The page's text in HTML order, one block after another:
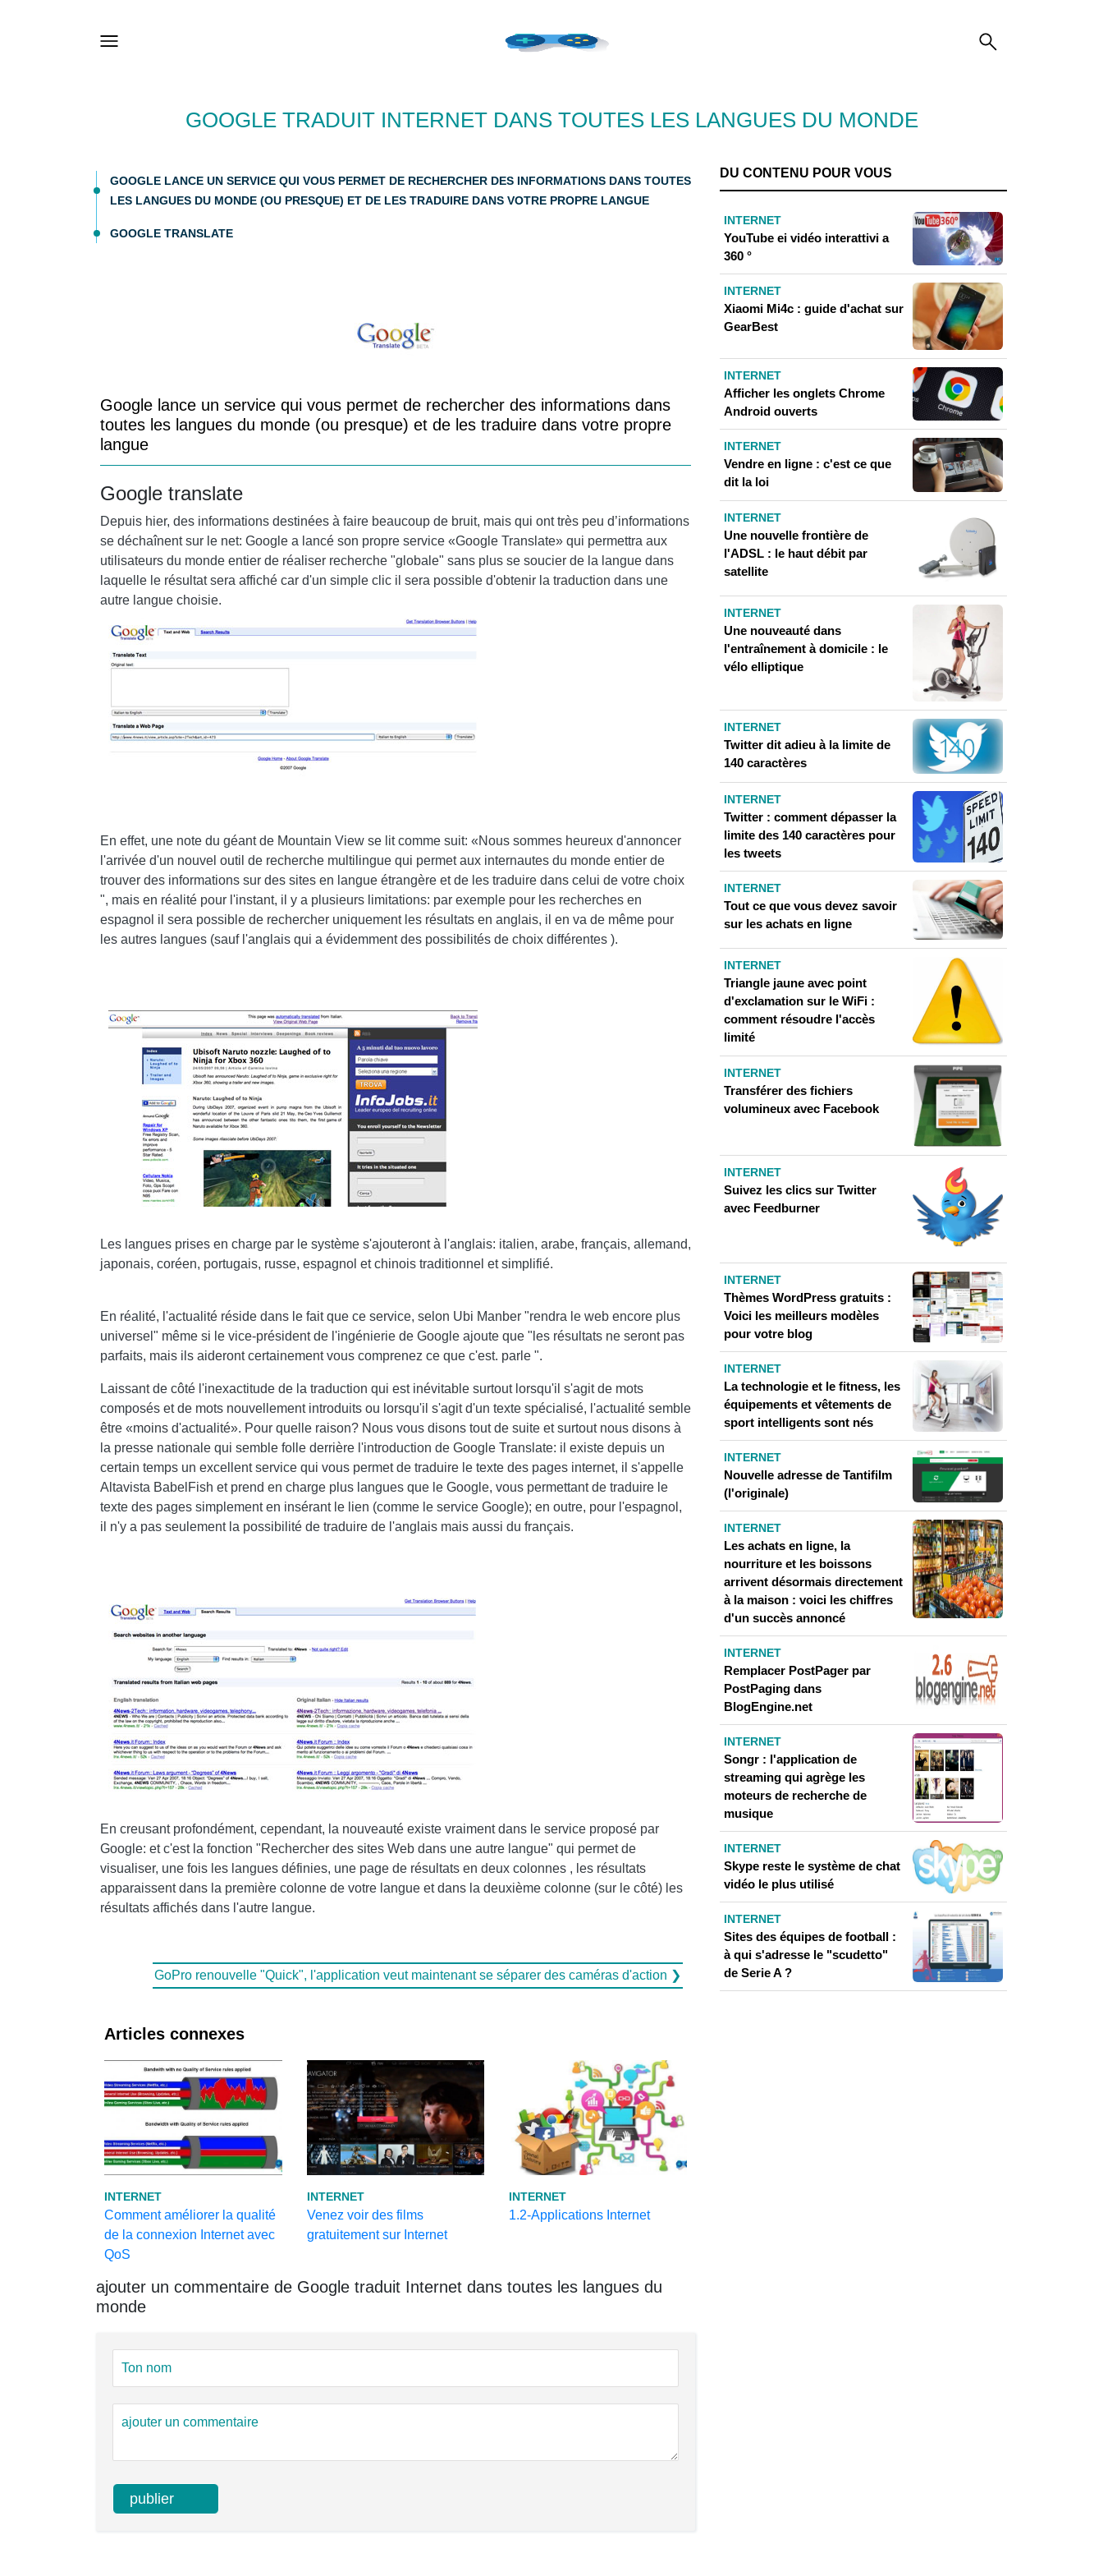
GOOGLE TRADUIT INTERNET DANS TOUTES LES LANGUES DU MONDE
GOOGLE LANCE UN SERVICE QUI VOUS PERMET DE RECHERCHER DES INFORMATIONS DANS TOUTES
LES LANGUES DU MONDE (OU PRESQUE) ET DE LES TRADUIRE DANS VOTRE PROPRE LANGUE
GOOGLE TRANSLATE
Google lance un service qui vous permet de rechercher des informations dans
toutes les langues du monde (ou presque) et de les traduire dans votre propre
langue
Google translate
Depuis hier, des informations destinées à faire beaucoup de bruit, mais qui ont très peu d’informations
se déchaînent sur le net: Google a lancé son propre service «Google Translate» qui permettra aux
utilisateurs du monde entier de réaliser recherche "globale" sans plus se soucier de la langue dans
laquelle le résultat sera affiché car d'un simple clic il sera possible d'obtenir la traduction dans une
autre langue choisie.
En effet, une note du géant de Mountain View se lit comme suit: «Nous sommes heureux d'annoncer
l'arrivée d'un nouvel outil de recherche multilingue qui permet aux internautes du monde entier de
trouver des informations sur des sites en langue étrangère et de les traduire dans celui de votre choix
", mais en réalité pour l'instant, il y a plusieurs limitations: par exemple pour les recherches en
espagnol il sera possible de rechercher uniquement les résultats en anglais, il en va de même pour
les autres langues (sauf l'anglais qui a évidemment des possibilités de choix différentes ).
Les langues prises en charge par le système s'ajouteront à l'anglais: italien, arabe, français, allemand,
japonais, coréen, portugais, russe, espagnol et chinois traditionnel et simplifié.
En réalité, l'actualité réside dans le fait que ce service, selon Ubi Manber "rendra le web encore plus
universel" même si le vice-président de l'ingénierie de Google ajoute que "les résultats ne seront pas
parfaits, mais ils aideront certainement vous comprenez ce que c'est. parle ".
Laissant de côté l'inexactitude de la traduction qui est inévitable surtout lorsqu'il s'agit de mots
composés et de mots nouvellement introduits ou lorsqu'il s'agit d'un texte spécialisé, l'actualité semble
être «moins d'actualité». Pour quelle raison? Nous vous disons tout de suite et surtout nous disons à
la presse nationale qui semble folle derrière l'introduction de Google Translate: il existe depuis un
certain temps un excellent service qui vous permet de traduire le texte des pages internet, il s'appelle
Altavista BabelFish et prend en charge plus langues que le Google, vous permettant de traduire le
texte des pages simplement en insérant le lien (comme le service Google); en outre, pour l'espagnol,
il n'y a pas seulement la possibilité de traduire de l'anglais mais aussi du français.
En creusant profondément, cependant, la nouveauté existe vraiment dans le service proposé par
Google: et c'est la fonction "Rechercher des sites Web dans une autre langue" qui permet de
visualiser, une fois les langues définies, une page de résultats en deux colonnes , les résultats
apparaissent dans la première colonne de votre langue et dans la deuxième colonne (sur le côté) les
résultats affichés dans l'autre langue.
GoPro renouvelle "Quick", l'application veut maintenant se séparer des caméras d'action ❯
Articles connexes
INTERNET
Comment améliorer la qualité
de la connexion Internet avec
QoS
INTERNET
Venez voir des films
gratuitement sur Internet
INTERNET
1.2-Applications Internet
ajouter un commentaire de Google traduit Internet dans toutes les langues du
monde
DU CONTENU POUR VOUS
INTERNET
YouTube ei vidéo interattivi a
360 °
INTERNET
Xiaomi Mi4c : guide d'achat sur
GearBest
INTERNET
Afficher les onglets Chrome
Android ouverts
INTERNET
Vendre en ligne : c'est ce que
dit la loi
INTERNET
Une nouvelle frontière de
l'ADSL : le haut débit par
satellite
INTERNET
Une nouveauté dans
l'entraînement à domicile : le
vélo elliptique
INTERNET
Twitter dit adieu à la limite de
140 caractères
INTERNET
Twitter : comment dépasser la
limite des 140 caractères pour
les tweets
INTERNET
Tout ce que vous devez savoir
sur les achats en ligne
INTERNET
Triangle jaune avec point
d'exclamation sur le WiFi :
comment résoudre l'accès
limité
INTERNET
Transférer des fichiers
volumineux avec Facebook
INTERNET
Suivez les clics sur Twitter
avec Feedburner
INTERNET
Thèmes WordPress gratuits :
Voici les meilleurs modèles
pour votre blog
INTERNET
La technologie et le fitness, les
équipements et vêtements de
sport intelligents sont nés
INTERNET
Nouvelle adresse de Tantifilm
(l'originale)
INTERNET
Les achats en ligne, la
nourriture et les boissons
arrivent désormais directement
à la maison : voici les chiffres
d'un succès annoncé
INTERNET
Remplacer PostPager par
PostPaging dans
BlogEngine.net
INTERNET
Songr : l'application de
streaming qui agrège les
moteurs de recherche de
musique
INTERNET
Skype reste le système de chat
vidéo le plus utilisé
INTERNET
Sites des équipes de football :
à qui s'adresse le "scudetto"
de Serie A ?